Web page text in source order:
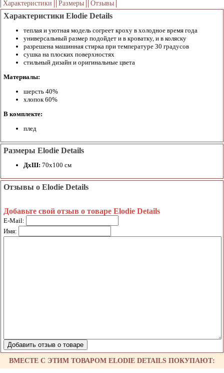
Характеристики Размеры Отзывы
Характеристики Elodie Details
теплая и уютная модель согреет кроху в холодное время года
универсальный размер подойдет и в кроватку, и в коляску
разрешена машинная стирка при температуре 30 градусов
сушка на плоских поверхностях
стильный дизайн и оригинальные цвета
Материалы:
шерсть 40%
хлопок 60%
В комплекте:
плед
Размеры Elodie Details
ДхШ: 70х100 см
Отзывы о Elodie Details
Добавьте свой отзыв о товаре Elodie Details
E-Mail:
Имя:
ВМЕСТЕ С ЭТИМ ТОВАРОМ ELODIE DETAILS ПОКУПАЮТ: